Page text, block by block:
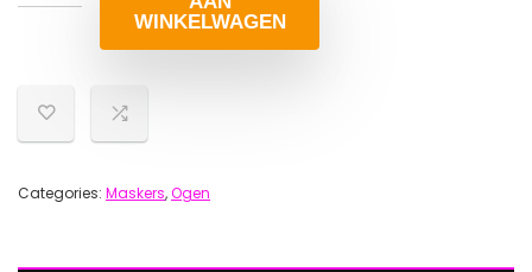
WINKELWAGEN
Categories: Maskers,Ogen